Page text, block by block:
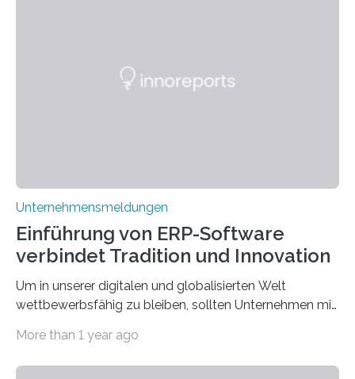
Goldankauf einige Lehren. In Rumpelstilzchen wird das
Unternehmensmeldungen
Einführung von ERP-Software
verbindet Tradition und Innovation
Um in unserer digitalen und globalisierten Welt
wettbewerbsfähig zu bleiben, sollten Unternehmen mit
ihre traditionellen Werte auf der Strecke bleiben
More than 1 year ago